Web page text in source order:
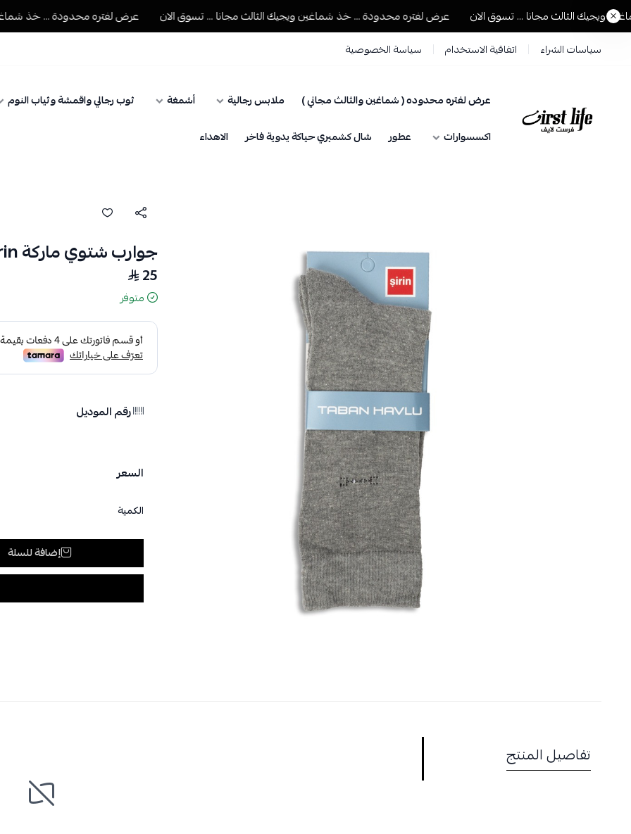
الثالث مجانا ... تسوق الان عرض لفتره محدودة ... خذ شماغين ويجيك الثالث مجانا ... تسوق الان عرض لفتره محدودة ... خذ شماغين
سياسات الشراء اتفاقية الاستخدام سياسة الخصوصية
فرست لايف للمستلزمات الرجالية
عرض لفتره محدوده ( شماغين والثالث مجاني ) ملابس رجالية أشمغة
ثوب رجالي واقمشة وثياب النوم
اكسسوارات
عطور شال كشميري حياكة يدوية فاخر الاهداء
جوارب شتوي ماركة sirin رصاصي
25
متوفر
رقم الموديل
السعر
الكمية
إضافة للسلة
تفاصيل المنتج